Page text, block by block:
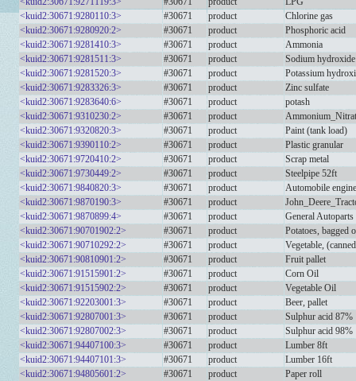
<kuid2:30671:9280110:3>
#30671 product
Chlorine gas
<kuid2:30671:9280920:2>
#30671 product
Phosphoric acid
<kuid2:30671:9281410:3>
#30671 product
Ammonia
<kuid2:30671:9281511:3>
#30671 product
Sodium hydroxide
<kuid2:30671:9281520:3>
#30671 product
Potassium
<kuid2:30671:9283326:3>
#30671 product
Zinc sulfate
<kuid2:30671:9283640:6>
#30671 product
potash
<kuid2:30671:9310230:2>
#30671 product
<kuid2:30671:9320820:3>
#30671 product
Paint (tank load)
<kuid2:30671:9390110:2>
#30671 product
Plastic granular
<kuid2:30671:9720410:2>
#30671 product
Scrap metal
<kuid2:30671:9730449:2>
#30671 product
Steelpipe 52ft
<kuid2:30671:9840820:3>
#30671 product
Automobile engine
<kuid2:30671:9870190:3>
#30671 product
<kuid2:30671:9870899:4>
#30671 product
General Autoparts
<kuid2:30671:90701902:2>
#30671 product
Potatoes, bagged
<kuid2:30671:90710292:2>
#30671 product
Vegetable,
<kuid2:30671:90810901:2>
#30671 product
Fruit pallet
<kuid2:30671:91515901:2>
#30671 product
Corn Oil
<kuid2:30671:91515902:2>
#30671 product
Vegetable Oil
<kuid2:30671:92203001:3>
#30671 product
Beer, pallet
<kuid2:30671:92807001:3>
#30671 product
Sulphur acid 87%
<kuid2:30671:92807002:3>
#30671 product
Sulphur acid 98%
<kuid2:30671:94407100:3>
#30671 product
Lumber 8ft
<kuid2:30671:94407101:3>
#30671 product
Lumber 16ft
<kuid2:30671:94805601:2>
#30671 product
Paper roll